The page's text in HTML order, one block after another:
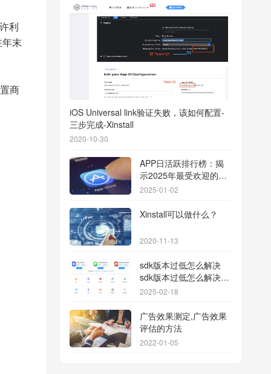
利
末
商
iOS Universal link验证失败，该如何配置-
三步完成-Xinstall
2020-10-30
APP日活跃排行榜：揭
示2025年最受欢迎的应
用背后的秘密
2025-01-02
Xinstall可以做什么？
2020-11-13
sdk版本过低怎么解决
sdk版本过低怎么解决华
为
2025-02-18
广告效果测定,广告效果
评估的方法
2022-01-05